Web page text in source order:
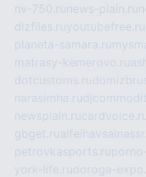
nv-750.ru news-plain.ru
dizfiles.ruyoutubefree.ru
planeta-samara.ru
matrasy-kemerovo.ru
dotcustoms.ru
narasimha.ru
newsplain.ru
gbget.ru
petrovkasports.ru
york-life.rudoroga-